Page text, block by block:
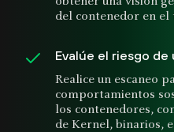
del contenedor en el
Evalúe el riesgo de
Realice un escaneo
comportamientos
los contenedores,
de Kernel, binarios,